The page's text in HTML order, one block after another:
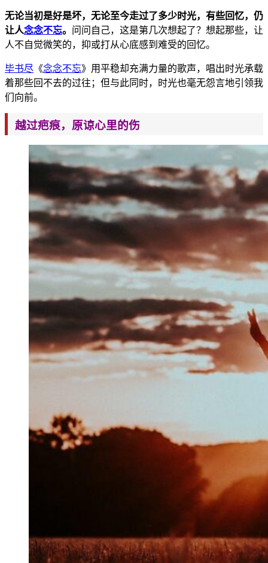
无论当初是好是坏，无论至今走过了多少时光，有些回忆，仍
让人念念不忘。 问问自己，这是第几次想起了？想起那些，让
人不自觉微笑的，抑或打从心底感到难受的回忆。
毕书尽 《念念不忘》用平稳却充满力量的歌声，唱出时光承载
着那些回不去的过往；但与此同时，时光也毫无怨言地引领我
们向前。
越过疤痕，原谅心里的伤